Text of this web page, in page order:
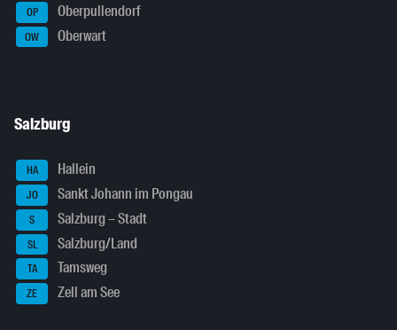
OP Oberpullendorf
OW Oberwart
Salzburg
HA Hallein
JO Sankt Johann im Pongau
S Salzburg – Stadt
SL Salzburg/Land
TA Tamsweg
ZE Zell am See